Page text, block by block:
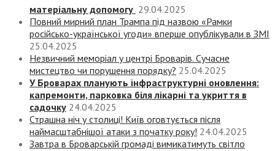
матеріальну допомогу 29.04.2025
Повний мирний план Трампа під назвою «‎Рамки
російсько-української угоди» вперше опублікували в ЗМІ
25.04.2025
Незвичний меморіал у центрі Броварів. Сучасне
мистецтво чи порушення порядку? 25.04.2025
У Броварах планують інфраструктурні оновлення:
капремонти, парковка біля лікарні та укриття в
садочку 24.04.2025
Страшна ніч у столиці! Київ оговтується після
наймасштабнішої атаки з початку року! 24.04.2025
Завтра в Броварській громаді вимикатимуть світло